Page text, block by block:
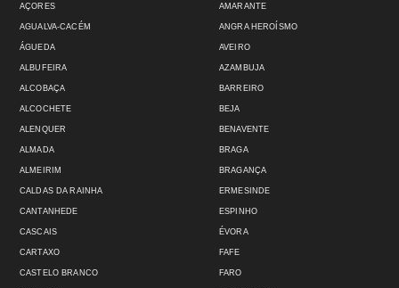
AÇORES
AGUALVA-CACÉM
ÁGUEDA
ALBUFEIRA
ALCOBAÇA
ALCOCHETE
ALENQUER
ALMADA
ALMEIRIM
AMARANTE
ANGRA HEROÍSMO
AVEIRO
AZAMBUJA
BARREIRO
BEJA
BENAVENTE
BRAGA
BRAGANÇA
CALDAS DA RAINHA
CANTANHEDE
CASCAIS
CARTAXO
CASTELO BRANCO
ERMESINDE
ESPINHO
ÉVORA
FAFE
FARO